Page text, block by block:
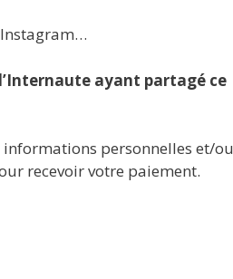
Instagram…
ayant partagé ce
personnelles et/ou
recevoir votre paiement.